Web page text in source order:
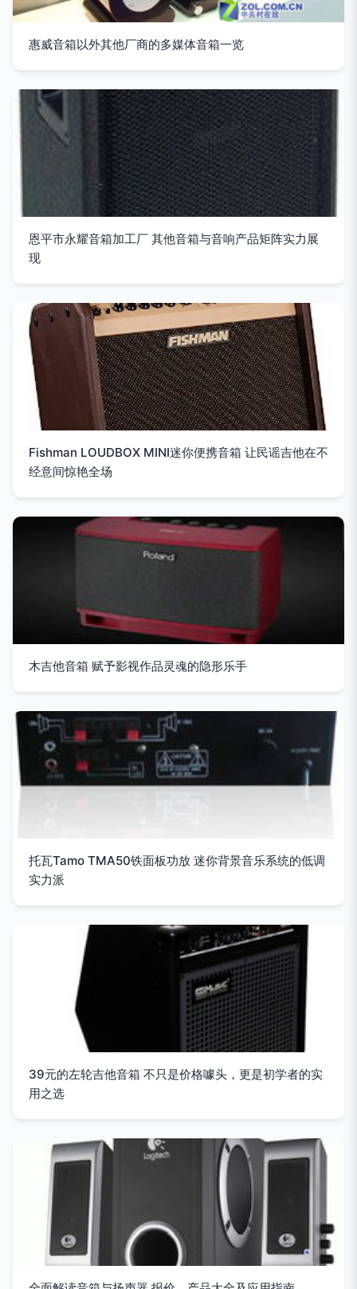
惠威音箱以外其他厂商的多媒体音箱一览
恩平市永耀音箱加工厂 其他音箱与音响产品矩阵实力展
现
Fishman LOUDBOX MINI迷你便携音箱 让民谣吉他在不
经意间惊艳全场
木吉他音箱 赋予影视作品灵魂的隐形乐手
托瓦Tamo TMA50铁面板功放 迷你背景音乐系统的低调
实力派
39元的左轮吉他音箱 不只是价格噱头，更是初学者的实
用之选